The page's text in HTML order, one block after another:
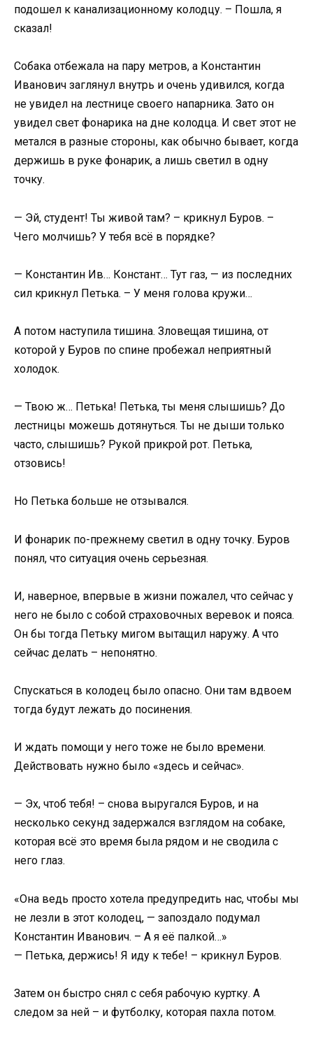
подошел к канализационному колодцу. – Пошла, я
сказал!
Собака отбежала на пару метров, а Константин
Иванович заглянул внутрь и очень удивился, когда
не увидел на лестнице своего напарника. Зато он
увидел свет фонарика на дне колодца. И свет этот не
метался в разные стороны, как обычно бывает, когда
держишь в руке фонарик, а лишь светил в одну
точку.
— Эй, студент! Ты живой там? – крикнул Буров. –
Чего молчишь? У тебя всё в порядке?
— Константин Ив… Констант… Тут газ, — из последних
сил крикнул Петька. – У меня голова кружи…
А потом наступила тишина. Зловещая тишина, от
которой у Буров по спине пробежал неприятный
холодок.
— Твою ж… Петька! Петька, ты меня слышишь? До
лестницы можешь дотянуться. Ты не дыши только
часто, слышишь? Рукой прикрой рот. Петька,
отзовись!
Но Петька больше не отзывался.
И фонарик по-прежнему светил в одну точку. Буров
понял, что ситуация очень серьезная.
И, наверное, впервые в жизни пожалел, что сейчас у
него не было с собой страховочных веревок и пояса.
Он бы тогда Петьку мигом вытащил наружу. А что
сейчас делать – непонятно.
Спускаться в колодец было опасно. Они там вдвоем
тогда будут лежать до посинения.
И ждать помощи у него тоже не было времени.
Действовать нужно было «здесь и сейчас».
— Эх, чтоб тебя! – снова выругался Буров, и на
несколько секунд задержался взглядом на собаке,
которая всё это время была рядом и не сводила с
него глаз.
«Она ведь просто хотела предупредить нас, чтобы мы
не лезли в этот колодец, — запоздало подумал
Константин Иванович. – А я её палкой…»
— Петька, держись! Я иду к тебе! – крикнул Буров.
Затем он быстро снял с себя рабочую куртку. А
следом за ней – и футболку, которая пахла потом.